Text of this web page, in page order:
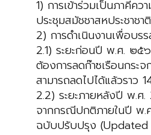
1) การเข้าร่วมเป็นภาคีค
ประชุมสมัชชาสหประชา
2) การดำเนินงานเพื่อบร
2.1) ระยะก่อนปี พ.ศ. ๒๕
ต้องการลดก๊าซเรือนกร
สามารถลดไปได้แล้วราว
2.2) ระยะภายหลังปี พ.ศ
จากกรณีปกติภายในปี พ.ศ
ฉบับปรับปรุง (Updated